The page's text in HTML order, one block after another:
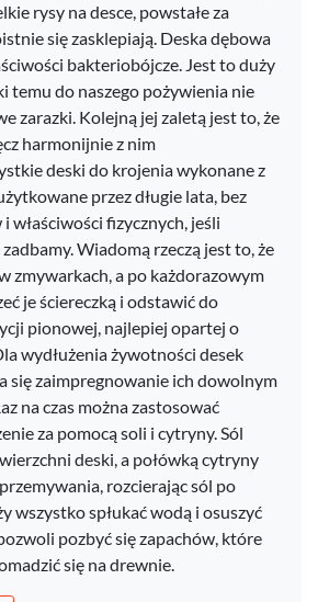
rysy na desce, powstałe za
się zasklepiają. Deska dębowa
bakteriobójcze. Jest to duży
temu do naszego pożywienia nie
zarazki. Kolejną jej zaletą jest to, że
harmonijnie z nim
deski do krojenia wykonane z
przez długie lata, bez
właściwości fizycznych, jeśli
Wiadomą rzeczą jest to, że
zmywarkach, a po każdorazowym
je ściereczką i odstawić do
pionowej, najlepiej opartej o
wydłużenia żywotności desek
się zaimpregnowanie ich dowolnym
na czas można zastosować
za pomocą soli i cytryny. Sól
deski, a połówką cytryny
rozcierając sól po
wszystko spłukać wodą i osuszyć
pozbyć się zapachów, które
się na drewnie.